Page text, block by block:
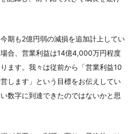
期も2億円弱の減損を追加計上してい
合、営業利益は14億4,000万円程度
ます。我々は従前から「営業利益10
します」という目標をお伝えしてい
数字に到達できたのではないかと思